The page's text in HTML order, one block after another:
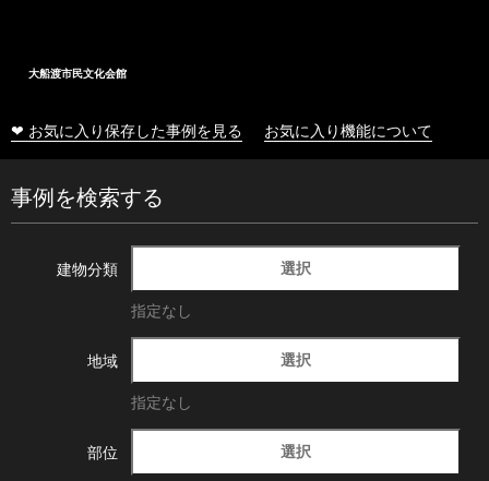
大船渡市民文化会館
❤ お気に入り保存した事例を見る お気に入り機能について
事例を検索する
建物分類 選択
指定なし
地域 選択
指定なし
部位 選択